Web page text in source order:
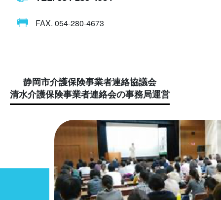
FAX. 054-280-4673
静岡市介護保険事業者連絡協議会
清水介護保険事業者連絡会の事務局運営